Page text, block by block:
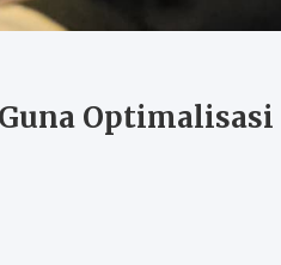
Optimalisasi